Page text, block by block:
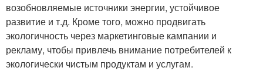
возобновляемые источники энергии, устойчивое
развитие и т.д. Кроме того, можно продвигать
экологичность через маркетинговые кампании и
рекламу, чтобы привлечь внимание потребителей к
экологически чистым продуктам и услугам.